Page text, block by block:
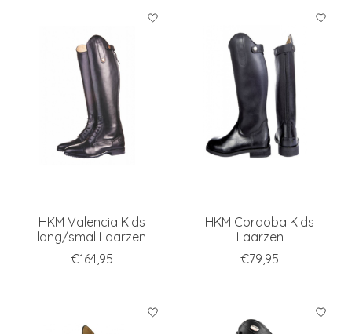
HKM Valencia Kids
lang/smal Laarzen
€164,95
HKM Cordoba Kids
Laarzen
€79,95